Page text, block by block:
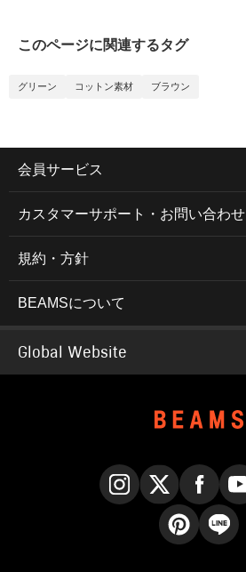
このページに関連するタグ
グリーン コットン素材 ブラウン
会員サービス
カスタマーサポート・お問い合わせ
規約・方針
BEAMSについて
Global Website